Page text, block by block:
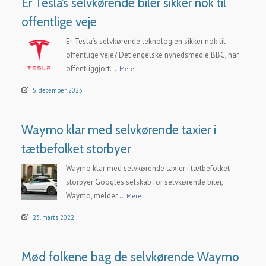
offentlige veje
Er Tesla’s selvkørende teknologien sikker nok til
offentlige veje? Det engelske nyhedsmedie BBC, har
offentliggjort... Mere
5. december 2023
Waymo klar med selvkørende taxier i
tætbefolket storbyer
Waymo klar med selvkørende taxier i tætbefolket
storbyer Googles selskab for selvkørende biler,
Waymo, melder... Mere
23. marts 2022
Mød folkene bag de selvkørende Waymo